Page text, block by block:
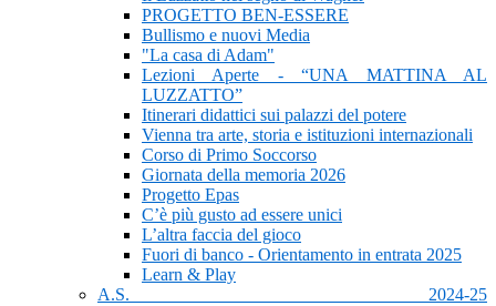
PROGETTO BEN-ESSERE
Bullismo e nuovi Media
"La casa di Adam"
Lezioni Aperte - “UNA MATTINA AL
LUZZATTO”
Itinerari didattici sui palazzi del potere
Vienna tra arte, storia e istituzioni internazionali
Corso di Primo Soccorso
Giornata della memoria 2026
Progetto Epas
C’è più gusto ad essere unici
L’altra faccia del gioco
Fuori di banco - Orientamento in entrata 2025
Learn & Play
A.S. 2024-25